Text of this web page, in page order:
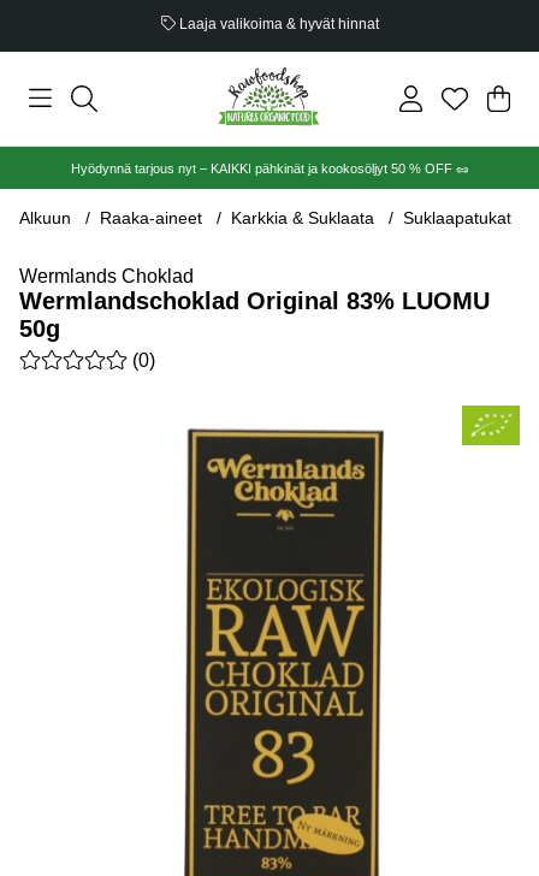
Luomusertifioitu
.
Hyödynnä tarjous nyt – KAIKKI pähkinät ja kookosöljyt 50 % OFF 🥜
Alkuun Raaka-aineet Karkkia & Suklaata Suklaapatukat
Wermlands Choklad
Wermlandschoklad Original 83% LUOMU
50g
Keskiarvoluokitus 0 / 5 Arvioiden määrä 0
(0)
Tuotekuvat Wermlandschoklad Original 83% LUOMU 50g